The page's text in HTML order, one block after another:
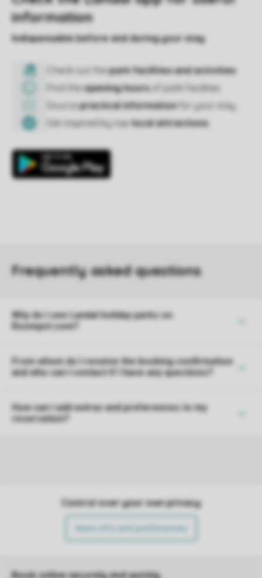
Why do I see Landal holiday parks on
Roompot.com?
From whom do I receive the booking confirmation
and who can I contact if I have any questions?
How can I add extras and preferences to my
reservation?
Control over your own privacy
More info and preferences
Book online securely and quickly